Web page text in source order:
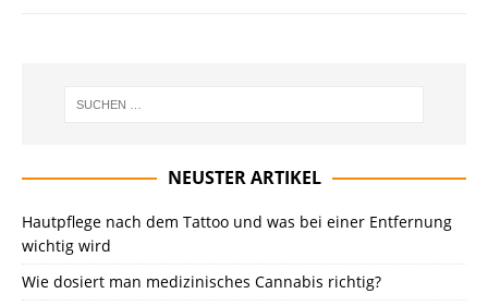
NEUSTER ARTIKEL
Hautpflege nach dem Tattoo und was bei einer Entfernung
wichtig wird
Wie dosiert man medizinisches Cannabis richtig?